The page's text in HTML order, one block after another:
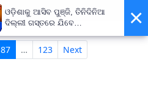
87 … 123 Next
×
ଓଡ଼ିଶାକୁ ଆସିବ ପୁଞ୍ଜି, ତିନିଦିନିଆ
ଦିଲ୍ଲୀ ଗସ୍ତରେ ଯିବେ
ମୁଖ୍ୟମନ୍ତ୍ରୀ ମୋହନ ମାଝୀ